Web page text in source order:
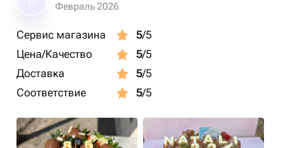
Февраль 2026
Сервис магазина 5/5
Цена/Качество
5/5
Доставка
5/5
Соответствие
5/5